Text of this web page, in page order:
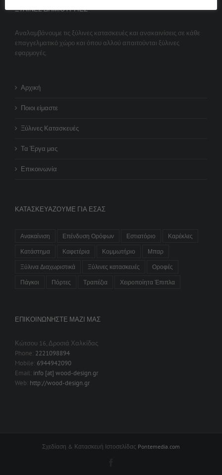
ΞΎΛΙΝΕΣ ΔΗΜΙΟΥΡΓΊΕΣ
Αναλαμβάνουμε τις ξύλινες κατασκευές και ανακαινίσεις σε κάθε
επαγγελματικό χώρο και όπου αλλού απαιτούνται ξύλινες
εφαρμογές.
Αρχική
Ποιοι είμαστε
Ξύλινες Κατασκευές
Τα Έργα μας
Επικοινωνία
ΚΑΤΑΣΚΕΥΆΖΟΥΜΕ ΓΙΑ ΕΣΆΣ
Ανακαίνιση Επένδυση Ορόφων Εστιατόριο Καρέκλες
Κατάστημα Καφετέρια Κομμωτήριο Μπαρ
Ξύλινα Διαχωριστικά Ξύλινες κατασκευές Οροφές
Πάγκοι Πόρτες Τραπέζια Χειροποίητα Έπιπλα
ΕΠΙΚΟΙΝΩΝΉΣΤΕ ΜΑΖΊ ΜΑΣ
Κώτσου 16, Δροσιά Χαλκίδας
Phone: 2221098894
Mobile: 6944942090
Email: info [at] wood-design.gr
Web: http://wood-design.gr
Σχεδίαση & Κατασκευή Ιστοσελίδας Pontemedia.com